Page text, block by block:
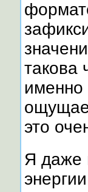
такова
именно
это
Я даже